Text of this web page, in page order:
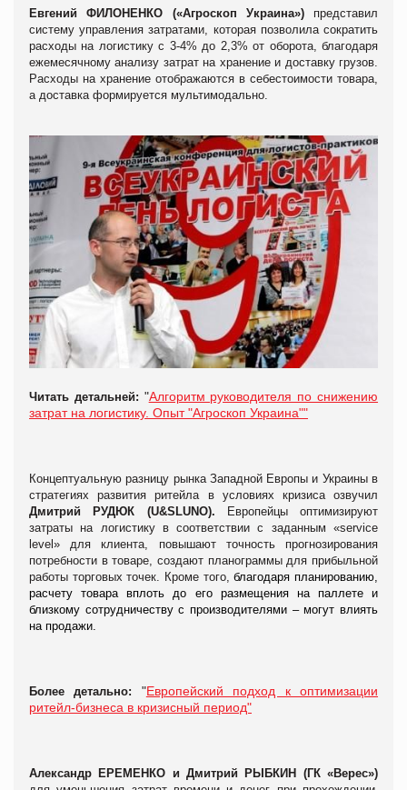
Евгений ФИЛОНЕНКО («Агроскоп Украина»)представил
систему управления затратами, которая позволила сократить
расходы на логистику с 3-4% до 2,3% от оборота, благодаря
ежемесячному анализу затрат на хранение и доставку грузов.
Расходы на хранение отображаются в себестоимости товара,
а доставка формируется мультимодально.
Читать детальней: "Алгоритм руководителя по снижению
затрат на логистику. Опыт "Агроскоп Украина""
Концептуальную разницу рынка Западной Европы и Украины в
стратегиях развития ритейла в условиях кризиса озвучил
Дмитрий РУДЮК (U&SLUNO). Европейцы оптимизируют
затраты на логистику в соответствии с заданным «service
level» для клиента, повышают точность прогнозирования
потребности в товаре, создают планограммы для прибыльной
работы торговых точек. Кроме того,благодаря планированию,
расчету товара вплоть до его размещения на паллете и
близкому сотрудничеству с производителями – могут влиять
на продажи.
Более детально: "Европейский подход к оптимизации
ритейл-бизнеса в кризисный период"
Александр ЕРЕМЕНКО и Дмитрий РЫБКИН (ГК «Верес»)